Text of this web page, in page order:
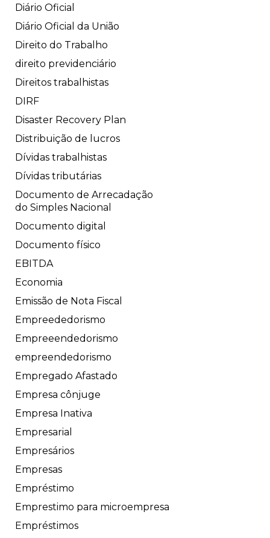
Diário Oficial
Diário Oficial da União
Direito do Trabalho
direito previdenciário
Direitos trabalhistas
DIRF
Disaster Recovery Plan
Distribuição de lucros
Dívidas trabalhistas
Dívidas tributárias
Documento de Arrecadação
do Simples Nacional
Documento digital
Documento físico
EBITDA
Economia
Emissão de Nota Fiscal
Empreededorismo
Empreeendedorismo
empreendedorismo
Empregado Afastado
Empresa cônjuge
Empresa Inativa
Empresarial
Empresários
Empresas
Empréstimo
Emprestimo para microempresa
Empréstimos